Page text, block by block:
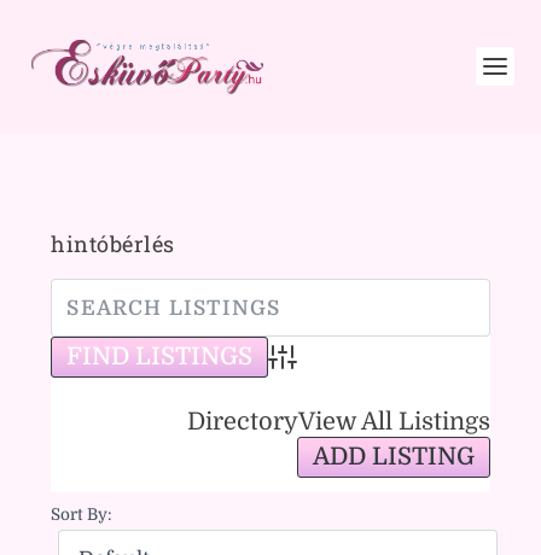
hintóbérlés
Advanced Search
DirectoryView All Listings
ADD LISTING
Sort By: